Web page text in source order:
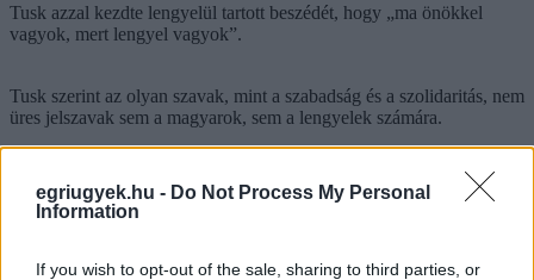
egriugyek.hu - Do Not Process My Personal
Information
If you wish to opt-out of the sale, sharing to third parties, or
Tusk azzal kezdte lengyelül tartott beszédét, hogy „ma önökkel
vagyok, mert lengyel vagyok”.
Tusk szerint az olyan szavak, mint a szabadság és a szolidaritás, nem
üres jelszavak sem a magyarok, sem a lengyelek számára.
amikor a szovjetizáció ellen küzdöttek. A politikus felidézte, hogy az
előző nap volt Bem József születésnapja, aki ha élne, Tusk
szerintezen a gyűlésen lenne, és nem a másik nagy eseményen
– utalt a lengyel politikus a Békemenetre.